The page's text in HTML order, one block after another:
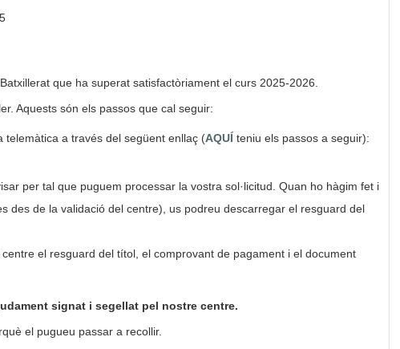
que ha superat satisfactòriament el curs 2025-2026.
Aquests són els passos que cal seguir:
telemàtica a través del següent enllaç (AQUÍ teniu els passos a seguir):
per tal que puguem processar la vostra sol·licitud. Quan ho hàgim fet i
des de la validació del centre), us podreu descarregar el resguard del
el resguard del títol, el comprovant de pagament i el document
signat i segellat pel nostre centre.
el pugueu passar a recollir.